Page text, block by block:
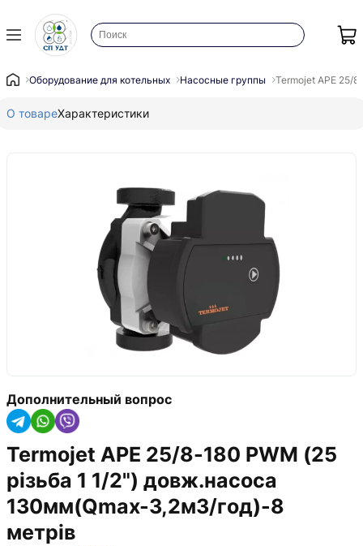
Оборудование для котельных Насосные группы Termojet APE 25/
О товареХарактеристики
Дополнительный вопрос
Termojet APE 25/8-180 PWM (25
різьба 1 1/2") довж.насоса
130мм(Qmax-3,2м3/год)-8
метрів